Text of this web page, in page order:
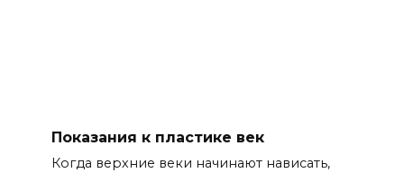
Показания к пластике век
Когда верхние веки начинают нависать,